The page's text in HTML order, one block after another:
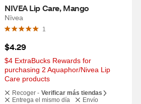
NIVEA Lip Care, Mango
Nivea
1
$4.29
$4 ExtraBucks Rewards for
purchasing 2 Aquaphor/Nivea Lip
Care products
Recoger - Verificar más tiendas
Entrega el mismo día
Envío